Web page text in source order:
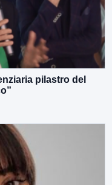
pilastro del